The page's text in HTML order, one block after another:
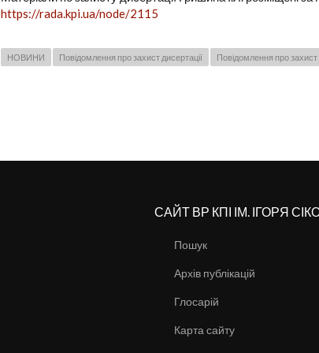
https://rada.kpi.ua/node/2115
НОВИНИ Повідомлення про захист дисертації Повідомлення про
САЙТ ВР КПІ ІМ. ІГОРЯ
Пошук
Архів публікацій
Глосарій
Карта сайту